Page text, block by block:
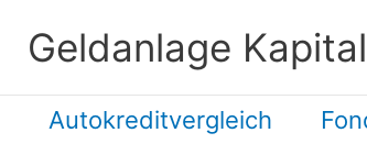
Geldanlage
Autokreditvergleich